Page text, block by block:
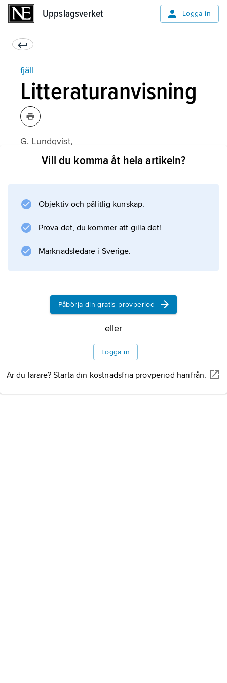
Uppslagsverket Logga in
fjäll
Litteraturanvisning
G. Lundqvist,
De svenska fjällens natur
Vill du komma åt hela artikeln?
Objektiv och pålitlig kunskap.
Prova det, du kommer att gilla det!
Marknadsledare i Sverige.
Påbörja din gratis provperiod
eller
Logga in
Är du lärare? Starta din kostnadsfria provperiod härifrån.